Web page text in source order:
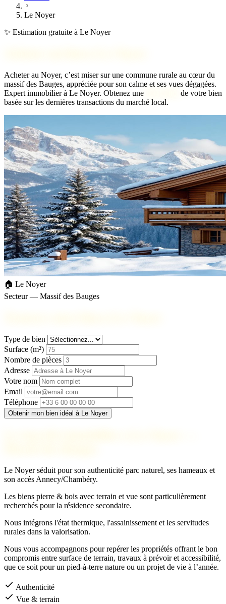
Le Noyer
✨ Estimation gratuite à Le Noyer
Acheter au Noyer, c’est miser sur une commune rurale au cœur du
massif des Bauges, appréciée pour son calme et ses vues dégagées.
Expert immobilier à Le Noyer. Obtenez une
de votre bien
basée sur les dernières transactions du marché local.
🏠 Le Noyer
Secteur — Massif des Bauges
Type de bien
Surface (m²)
Nombre de pièces
Adresse
Votre nom
Email
Téléphone
Obtenir mon bien idéal à Le Noyer
Le Noyer séduit pour son authenticité parc naturel, ses hameaux et
son accès Annecy/Chambéry.
Les biens pierre & bois avec terrain et vue sont particulièrement
recherchés pour la résidence secondaire.
Nous intégrons l'état thermique, l'assainissement et les servitudes
rurales dans la valorisation.
Nous vous accompagnons pour repérer les propriétés offrant le bon
compromis entre surface de terrain, travaux à prévoir et accessibilité,
que ce soit pour un pied-à-terre nature ou un projet de vie à l’année.
Authenticité
Vue & terrain